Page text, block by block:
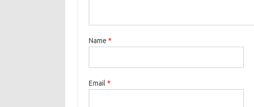
Name *
Email *